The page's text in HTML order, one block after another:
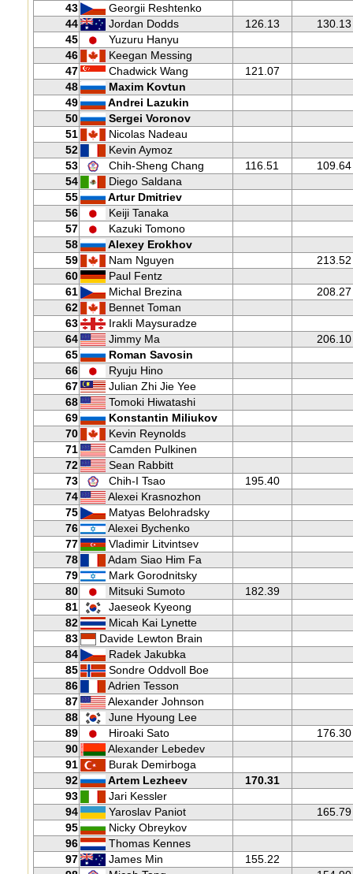
43
Georgii Reshtenko
44
Jordan Dodds 126.13
130.13
45
Yuzuru Hanyu
46
Keegan Messing
47
Chadwick Wang
121.07
48
Maxim Kovtun
49
Andrei Lazukin
50
Sergei Voronov
51
Nicolas Nadeau
52
Kevin Aymoz
53
Chih-Sheng Chang 116.51
109.64
54
Diego Saldana
55
Artur Dmitriev
56
Keiji Tanaka
57
Kazuki Tomono
58
Alexey Erokhov
59
Nam Nguyen
213.52
60
Paul Fentz
61
Michal Brezina
208.27
62
Bennet Toman
63
Irakli Maysuradze
64
Jimmy Ma
206.10
65
Roman Savosin
66
Ryuju Hino
67
Julian Zhi Jie Yee
68
Tomoki Hiwatashi
69
Konstantin Miliukov
70
Kevin Reynolds
71
Camden Pulkinen
72
Sean Rabbitt
73
Chih-I Tsao
195.40
74
Alexei Krasnozhon
75
Matyas Belohradsky
76
Alexei Bychenko
77
Vladimir Litvintsev
78
Adam Siao Him Fa
79
Mark Gorodnitsky
80
Mitsuki Sumoto
182.39
81
Jaeseok Kyeong
82
Micah Kai Lynette
83
Davide Lewton Brain
84
Radek Jakubka
85
Sondre Oddvoll Boe
86
Adrien Tesson
87
Alexander Johnson
88
June Hyoung Lee
89
Hiroaki Sato
176.30
90
Alexander Lebedev
91
Burak Demirboga
92
Artem Lezheev
170.31
93
Jari Kessler
94
Yaroslav Paniot
165.79
95
Nicky Obreykov
96
Thomas Kennes
97
James Min
155.22